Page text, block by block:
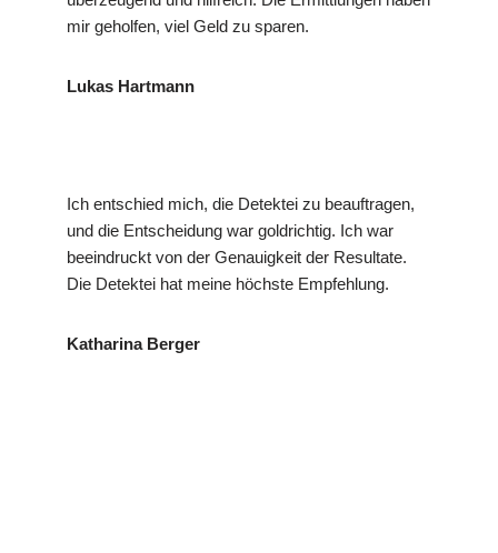
mir geholfen, viel Geld zu sparen.
Lukas Hartmann
Ich entschied mich, die Detektei zu beauftragen,
und die Entscheidung war goldrichtig. Ich war
beeindruckt von der Genauigkeit der Resultate.
Die Detektei hat meine höchste Empfehlung.
Katharina Berger